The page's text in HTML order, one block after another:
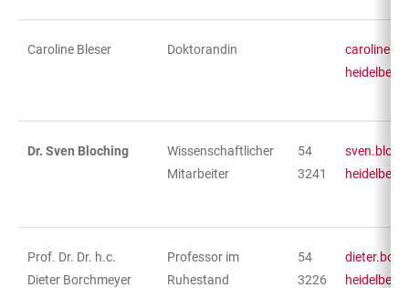
Caroline Bleser Doktorandin
Dr. Sven Bloching
Wissenschaftlicher
Mitarbeiter
54
3241
Prof. Dr. Dr. h.c.
Dieter Borchmeyer
Professor im
Ruhestand
54
3226